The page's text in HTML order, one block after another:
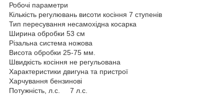
Робочі параметри
Кількість регулювань висоти косіння 7 ступенів
Тип пересування несамохідна косарка
Ширина обробки 53 см
Різальна система ножова
Висота обробки 25-75 мм.
Швидкість косіння не регульована
Характеристики двигуна та пристрої
Харчування бензинові
Потужність, л.с. 7 л.с.